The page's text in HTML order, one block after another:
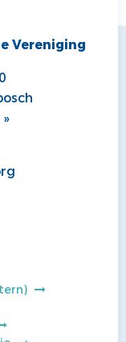
Vereniging